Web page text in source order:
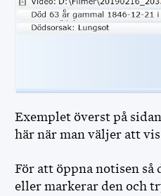
DIS
Exemplet överst på
här när man väljer att
För att öppna notisen
eller markerar den och